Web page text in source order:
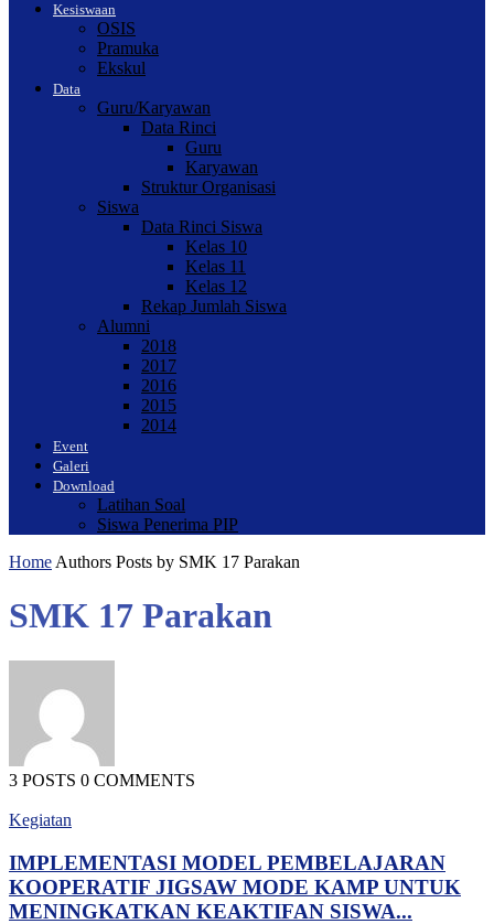
Kesiswaan
OSIS
Pramuka
Ekskul
Data
Guru/Karyawan
Data Rinci
Guru
Karyawan
Struktur Organisasi
Siswa
Data Rinci Siswa
Kelas 10
Kelas 11
Kelas 12
Rekap Jumlah Siswa
Alumni
2018
2017
2016
2015
2014
Event
Galeri
Download
Latihan Soal
Siswa Penerima PIP
Home Authors Posts by SMK 17 Parakan
SMK 17 Parakan
3 POSTS 0 COMMENTS
Kegiatan
IMPLEMENTASI MODEL PEMBELAJARAN
KOOPERATIF JIGSAW MODE KAMP UNTUK
MENINGKATKAN KEAKTIFAN SISWA...